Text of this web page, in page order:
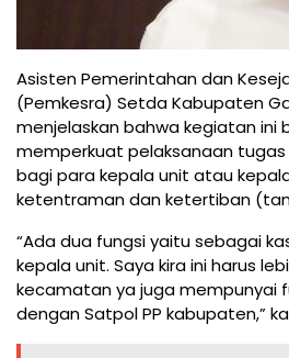
Asisten Pemerintahan dan
(Pemkesra) Setda Kabupaten
menjelaskan bahwa kegiatan ini
memperkuat pelaksanaan
bagi para kepala unit atau
ketentraman dan ketertiban
“Ada dua fungsi yaitu sebagai
kepala unit. Saya kira ini harus
kecamatan ya juga mempunyai
dengan Satpol PP kabupaten,”